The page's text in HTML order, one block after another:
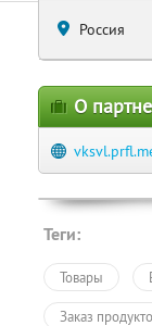
Россия
О
Теги:
Товары
Заказ